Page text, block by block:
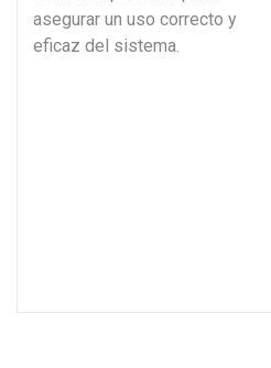
asegurar un uso correcto y
eficaz del sistema.